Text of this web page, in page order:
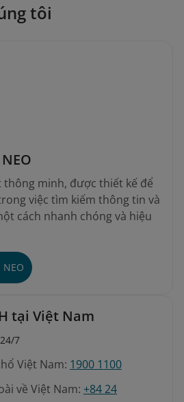
tôi
thông minh, được thiết kế để
việc tìm kiếm thông tin và
cách nhanh chóng và hiệu
tại Việt Nam
24/7
Việt Nam: 1900 1100
về Việt Nam: +84 24